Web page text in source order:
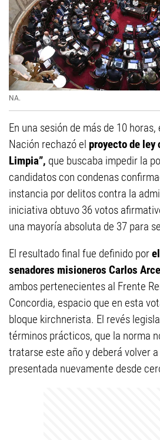
NA.
En una sesión de más de 10 horas,
Nación rechazó el proyecto de ley
Limpia”, que buscaba impedir la
candidatos con condenas
instancia por delitos contra la
iniciativa obtuvo 36 votos
una mayoría absoluta de 37 para
El resultado final fue definido por
senadores misioneros Carlos
ambos pertenecientes al Frente
Concordia, espacio que en esta
bloque kirchnerista. El revés
términos prácticos, que la norma
tratarse este año y deberá volver
presentada nuevamente desde